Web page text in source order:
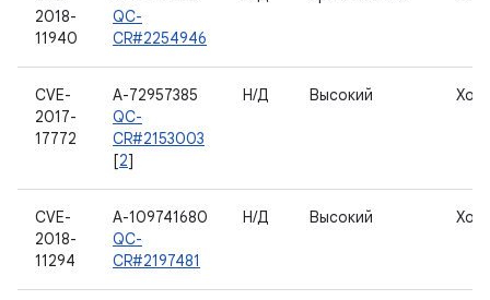
2018-
11940
QC-
CR#2254946
CVE-
2017-
17772
A-72957385
QC-
CR#2153003
[2]
Н/Д Высокий
CVE-
2018-
11294
A-109741680
QC-
CR#2197481
Н/Д Высокий